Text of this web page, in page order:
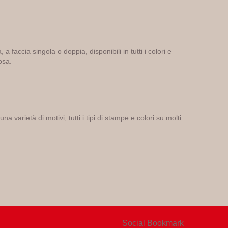
a faccia singola o doppia, disponibili in tutti i colori e
varietà di motivi, tutti i tipi di stampe e colori su molti
Social Bookmark